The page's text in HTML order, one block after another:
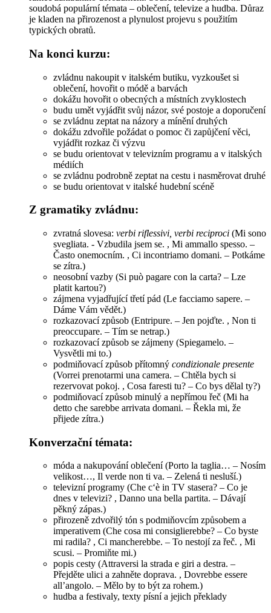
soudobá populární témata – oblečení, televize a hudba. Důraz
je kladen na přirozenost a plynulost projevu s použitím
typických obratů.
Na konci kurzu:
zvládnu nakoupit v italském butiku, vyzkoušet si
oblečení, hovořit o módě a barvách
dokážu hovořit o obecných a místních zvyklostech
budu umět vyjádřit svůj názor, své postoje a doporučení
se zvládnu zeptat na názory a mínění druhých
dokážu zdvořile požádat o pomoc či zapůjčení věci,
vyjádřit rozkaz či výzvu
se budu orientovat v televizním programu a v italských
médiích
se zvládnu podrobně zeptat na cestu i nasměrovat druhé
se budu orientovat v italské hudební scéně
Z gramatiky zvládnu:
zvratná slovesa: verbi riflessivi, verbi reciproci (Mi sono
svegliata. - Vzbudila jsem se. , Mi ammallo spesso. –
Často onemocním. , Ci incontriamo domani. – Potkáme
se zítra.)
neosobní vazby (Si può pagare con la carta? – Lze
platit kartou?)
zájmena vyjadřující třetí pád (Le facciamo sapere. –
Dáme Vám vědět.)
rozkazovací způsob (Entripure. – Jen pojďte. , Non ti
preoccupare. – Tím se netrap.)
rozkazovací způsob se zájmeny (Spiegamelo. –
Vysvětli mi to.)
podmiňovací způsob přítomný condizionale presente
(Vorrei prenotarmi una camera. – Chtěla bych si
rezervovat pokoj. , Cosa faresti tu? – Co bys dělal ty?)
podmiňovací způsob minulý a nepřímou řeč (Mi ha
detto che sarebbe arrivata domani. – Řekla mi, že
přijede zítra.)
Konverzační témata:
móda a nakupování oblečení (Porto la taglia… – Nosím
velikost…, Il verde non ti va. – Zelená ti nesluší.)
televizní programy (Che c‘è in TV stasera? – Co je
dnes v televizi? , Danno una bella partita. – Dávají
pěkný zápas.)
přirozeně zdvořilý tón s podmiňovcím způsobem a
imperativem (Che cosa mi consiglierebbe? – Co byste
mi radila? , Ci mancherebbe. – To nestojí za řeč. , Mi
scusi. – Promiňte mi.)
popis cesty (Attraversi la strada e giri a destra. –
Přejděte ulici a zahněte doprava. , Dovrebbe essere
all’angolo. – Mělo by to být za rohem.)
hudba a festivaly, texty písní a jejich překlady